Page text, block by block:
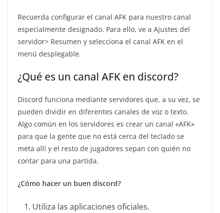
Recuerda configurar el canal AFK para nuestro canal
especialmente designado. Para ello, ve a Ajustes del
servidor> Resumen y selecciona el canal AFK en el
menú desplegable.
¿Qué es un canal AFK en discord?
Discord funciona mediante servidores que, a su vez, se
pueden dividir en diferentes canales de voz o texto.
Algo común en los servidores es crear un canal «AFK»
para que la gente que no está cerca del teclado se
meta allí y el resto de jugadores sepan con quién no
contar para una partida.
¿Cómo hacer un buen discord?
Utiliza las aplicaciones oficiales.